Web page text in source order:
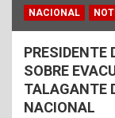
NACIONAL
PRESIDENTE
SOBRE
TALAGANTE
NACIONAL